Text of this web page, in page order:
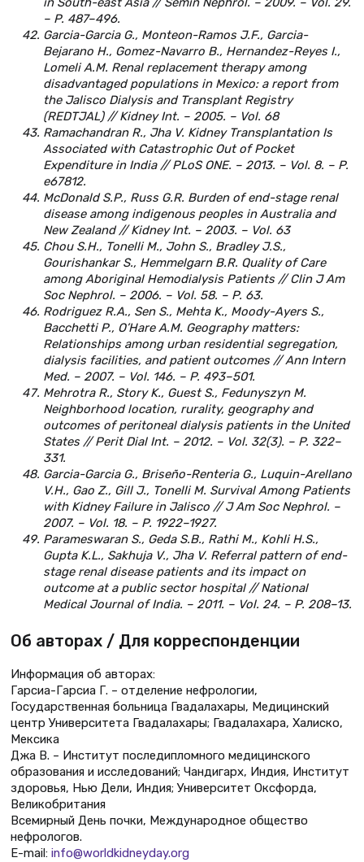
– P. 487–496.
Garcia-Garcia G., Monteon-Ramos J.F., Garcia-
Bejarano H., Gomez-Navarro B., Hernandez-Reyes I.,
Lomeli A.M. Renal replacement therapy among
disadvantaged populations in Mexico: a report from
the Jalisco Dialysis and Transplant Registry
(REDTJAL) // Kidney Int. – 2005. – Vol. 68
Ramachandran R., Jha V. Kidney Transplantation Is
Associated with Catastrophic Out of Pocket
Expenditure in India // PLoS ONE. – 2013. – Vol. 8. – P.
e67812.
McDonald S.P., Russ G.R. Burden of end-stage renal
disease among indigenous peoples in Australia and
New Zealand // Kidney Int. – 2003. – Vol. 63
Chou S.H., Tonelli M., John S., Bradley J.S.,
Gourishankar S., Hemmelgarn B.R. Quality of Care
among Aboriginal Hemodialysis Patients // Clin J Am
Soc Nephrol. – 2006. – Vol. 58. – P. 63.
Rodriguez R.A., Sen S., Mehta K., Moody-Ayers S.,
Bacchetti P., O’Hare A.M. Geography matters:
Relationships among urban residential segregation,
dialysis facilities, and patient outcomes // Ann Intern
Med. – 2007. – Vol. 146. – P. 493–501.
Mehrotra R., Story K., Guest S., Fedunyszyn M.
Neighborhood location, rurality, geography and
outcomes of peritoneal dialysis patients in the United
States // Perit Dial Int. – 2012. – Vol. 32(3). – P. 322–
331.
Garcia-Garcia G., Briseño-Renteria G., Luquin-Arellano
V.H., Gao Z., Gill J., Tonelli M. Survival Among Patients
with Kidney Failure in Jalisco // J Am Soc Nephrol. –
2007. – Vol. 18. – P. 1922–1927.
Parameswaran S., Geda S.B., Rathi M., Kohli H.S.,
Gupta K.L., Sakhuja V., Jha V. Referral pattern of end-
stage renal disease patients and its impact on
outcome at a public sector hospital // National
Medical Journal of India. – 2011. – Vol. 24. – P. 208–13.
Об авторах / Для корреспонденции
Информация об авторах:
Гарсиа-Гарсиа Г. – отделение нефрологии,
Государственная больница Гвадалахары, Медицинский
центр Университета Гвадалахары; Гвадалахара, Халиско,
Мексика
Джа В. – Институт последипломного медицинского
образования и исследований; Чандигарх, Индия, Институт
здоровья, Нью Дели, Индия; Университет Оксфорда,
Великобритания
Всемирный День почки, Международное общество
нефрологов.
E-mail: info@worldkidneyday.org